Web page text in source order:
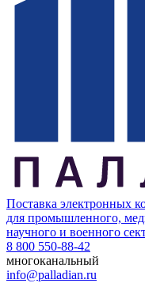
Поставка электронных
для промышленного,
научного и военного
8 800 550-88-42
многоканальный
info@palladian.ru